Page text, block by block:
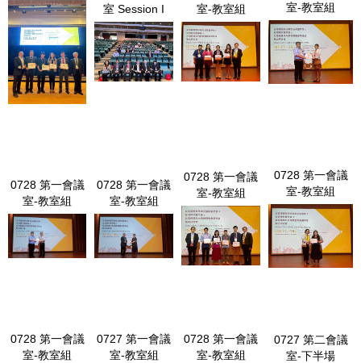
LINE_ALBUM_0728 第二會議室 Session I_240729_36.jpg
室 Session I
LINE_ALBUM_0728 第二會議室 Session
I_240729_1.jpg
室-教室組
LINE_ALBUM_0728 第一會議室-教
室組_240731_326.jpg
室-教室組
第一會議室-教室
0728 第一會議
室-教室組
LINE_ALBUM_0728 第一會議室-教室組_240731_261.jpg
0728 第一會議
室-教室組
LINE_ALBUM_0728 第一會議室-教室組
_240731_255.jpg
0728 第一會議
室-教室組
LINE_ALBUM_0728 第一會議室-教
室組_240731_166.jpg
0728 第一會議
室-教室組
第一會議室-教室
0728 第一會議
室-教室組
0727 第一會議
室-教室組
0728 第一會議
室-教室組
0727 第二會議
室-下半場